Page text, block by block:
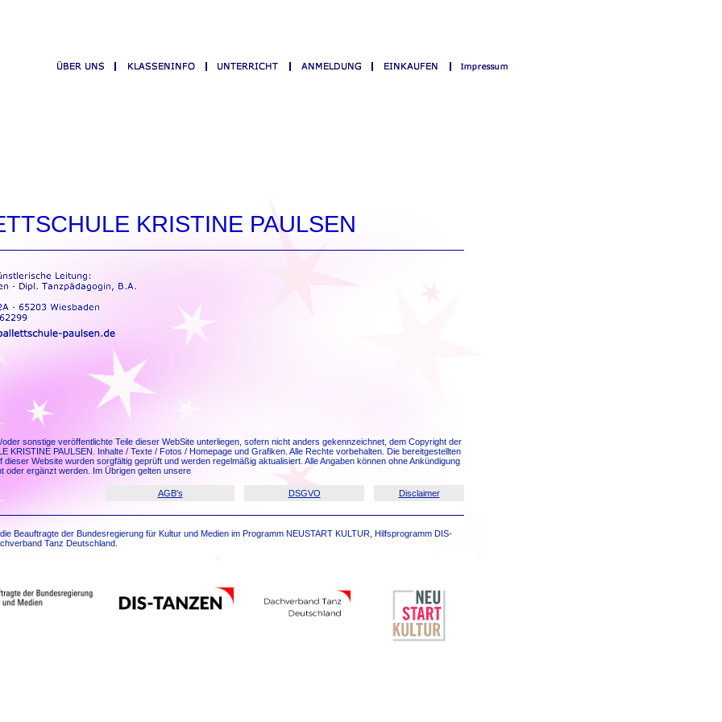
KRISTINE PAULSEN
oder sonstige veröffentlichte Teile dieser WebSite unterliegen, sofern nicht anders gekennzeichnet, dem Copyright der
KRISTINE PAULSEN. Inhalte / Texte / Fotos / Homepage und Grafiken. Alle Rechte vorbehalten. Die bereitgestellten
dieser Website wurden sorgfältig geprüft und werden regelmäßig aktualisiert. Alle Angaben können ohne Ankündigung
oder ergänzt werden. Im Übrigen gelten unsere
AGB's DSGVO Disclaimer
Beauftragte der Bundesregierung für Kultur und Medien im Programm NEUSTART KULTUR, Hilfsprogramm DIS-
Tanz Deutschland.